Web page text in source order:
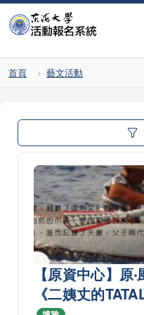
首頁 藝文活動
【原資中心】
《二姨丈的